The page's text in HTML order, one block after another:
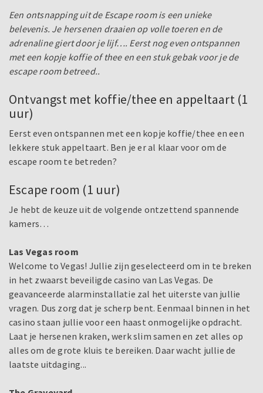
Een ontsnapping uit de Escape room is een unieke
belevenis. Je hersenen draaien op volle toeren en de
adrenaline giert door je lijf…. Eerst nog even ontspannen
met een kopje koffie of thee en een stuk gebak voor je de
escape room betreed..
Ontvangst met koffie/thee en appeltaart (1
uur)
Eerst even ontspannen met een kopje koffie/thee en een
lekkere stuk appeltaart. Ben je er al klaar voor om de
escape room te betreden?
Escape room (1 uur)
Je hebt de keuze uit de volgende ontzettend spannende
kamers…
Las Vegas room
Welcome to Vegas! Jullie zijn geselecteerd om in te breken
in het zwaarst beveiligde casino van Las Vegas. De
geavanceerde alarminstallatie zal het uiterste van jullie
vragen. Dus zorg dat je scherp bent. Eenmaal binnen in het
casino staan jullie voor een haast onmogelijke opdracht.
Laat je hersenen kraken, werk slim samen en zet alles op
alles om de grote kluis te bereiken. Daar wacht jullie de
laatste uitdaging...